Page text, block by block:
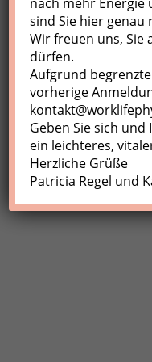
Profil
Meine Buchungen
Abmelden
sind Sie hier genau
Wir freuen uns, Sie
dürfen.
Aufgrund
vorherige
Geben Sie sich
ein leichteres,
Herzliche Grüße
Patricia Regel und